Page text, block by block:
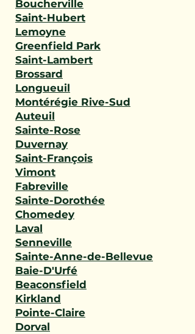
Boucherville
Saint-Hubert
Lemoyne
Greenfield Park
Saint-Lambert
Brossard
Longueuil
Montérégie Rive-Sud
Auteuil
Sainte-Rose
Duvernay
Saint-François
Vimont
Fabreville
Sainte-Dorothée
Chomedey
Laval
Senneville
Sainte-Anne-de-Bellevue
Baie-D'Urfé
Beaconsfield
Kirkland
Pointe-Claire
Dorval